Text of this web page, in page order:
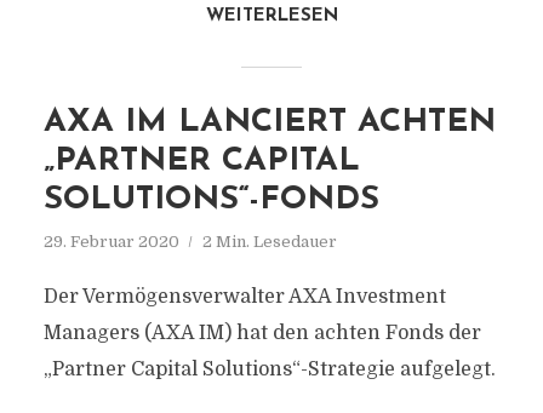
WEITERLESEN
AXA IM LANCIERT ACHTEN
„PARTNER CAPITAL
SOLUTIONS“-FONDS
29. Februar 2020 2 Min. Lesedauer
Der Vermögensverwalter AXA Investment
Managers (AXA IM) hat den achten Fonds der
„Partner Capital Solutions“-Strategie aufgelegt.